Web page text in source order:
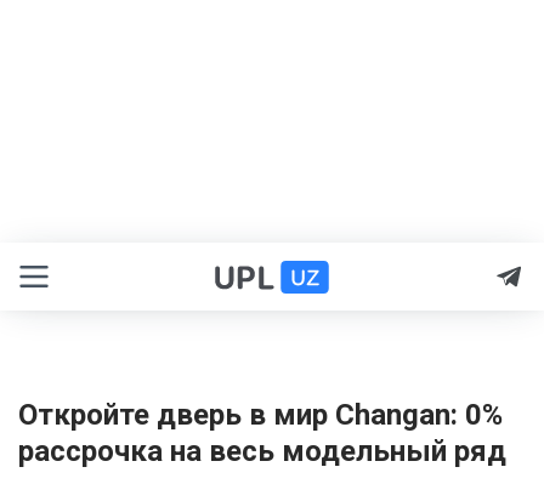
Откройте дверь в мир Changan: 0%
рассрочка на весь модельный ряд